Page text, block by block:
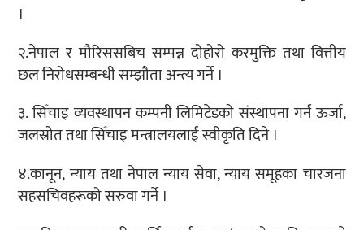
।
२.नेपाल र मौरिससबिच सम्पन्न दोहोरो करमुक्ति तथा वित्तीय
छल निरोधसम्बन्धी सम्झौता अन्त्य गर्ने ।
३. सिँचाइ व्यवस्थापन कम्पनी लिमिटेडको संस्थापना गर्न ऊर्जा,
जलस्रोत तथा सिँचाइ मन्त्रालयलाई स्वीकृति दिने ।
४.कानून, न्याय तथा नेपाल न्याय सेवा, न्याय समूहका चारजना
सहसचिवहरूको सरुवा गर्ने ।